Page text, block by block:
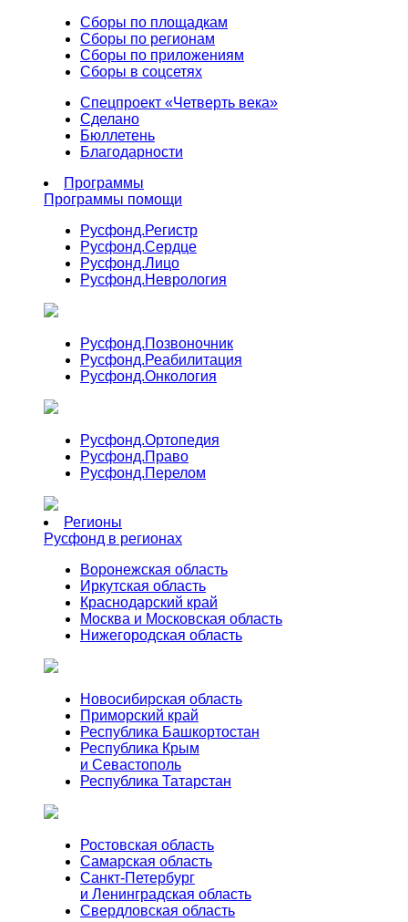
Сборы по площадкам
Сборы по регионам
Сборы по приложениям
Сборы в соцсетях
Спецпроект «Четверть века»
Сделано
Бюллетень
Благодарности
Программы
Программы помощи
Русфонд.Регистр
Русфонд.Сердце
Русфонд.Лицо
Русфонд.Неврология
Русфонд.Позвоночник
Русфонд.Реабилитация
Русфонд.Онкология
Русфонд.Ортопедия
Русфонд.Право
Русфонд.Перелом
Регионы
Русфонд в регионах
Воронежская область
Иркутская область
Краснодарский край
Москва и Московская область
Нижегородская область
Новосибирская область
Приморский край
Республика Башкортостан
Республика Крым
и Севастополь
Республика Татарстан
Ростовская область
Самарская область
Санкт-Петербург
и Ленинградская область
Свердловская область